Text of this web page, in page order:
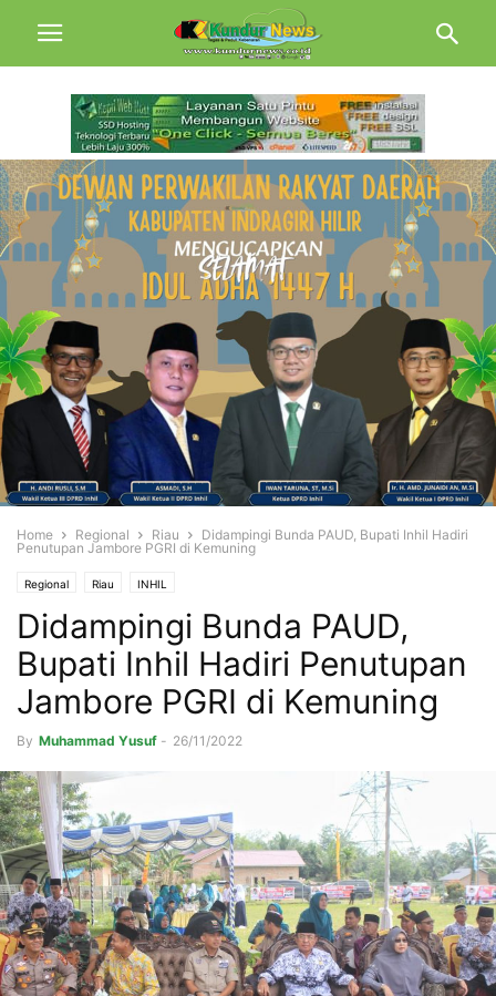
Home Regional Riau
Didampingi Bunda PAUD, Bupati Inhil Hadiri
Penutupan Jambore PGRI di Kemuning
Regional Riau INHIL
Didampingi Bunda PAUD,
Bupati Inhil Hadiri Penutupan
Jambore PGRI di Kemuning
By Muhammad Yusuf - 26/11/2022